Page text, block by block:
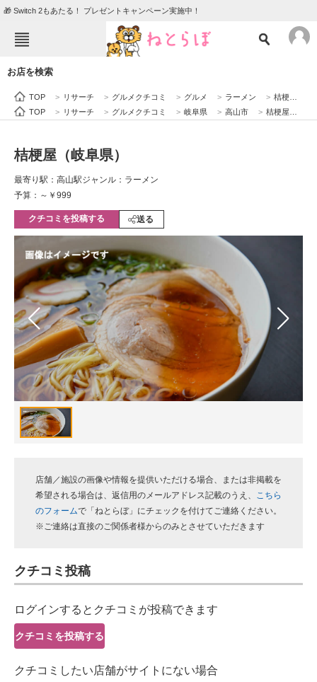
🎁 Switch 2もあたる！ プレゼントキャンペーン実施中！
エンタメ クイズ
住まい
動物
会員記事
メディア
注目記事を集めた総合ページ
ITの今と未来を見通す
スマホと通信の最新トレンド
進化するPCとデバイスの未来
好きが集まる 比べて選べる
ビジネスと働き方のヒント
企業ITのトレンドを詳説
経営リーダーのコミュニティ
ITエンジニア向け専門サイト
企業向けIT製品の総合サイト
IT製品の技術・比較・事例
製造業のIT導入・活用を支援
お店を検索
TOP > リサーチ > グルメクチコミ > グルメ > ラーメン > 桔梗屋（岐阜県）
TOP
> リサーチ > グルメクチコミ > 岐阜県 > 高山市 > 桔梗屋（岐阜県）
桔梗屋（岐阜県）
最寄り駅：高山駅ジャンル：ラーメン
予算：～￥999
クチコミを投稿する 送る
店舗／施設の画像や情報を提供いただける場合、または非掲載を
希望される場合は、返信用のメールアドレス記載のうえ、 こちら
のフォームで「ねとらぼ」にチェックを付けてご連絡ください。
※ご連絡は直接のご関係者様からのみとさせていただきます
クチコミ投稿
ログインするとクチコミが投稿できます
クチコミを投稿する
クチコミしたい店舗がサイトにない場合